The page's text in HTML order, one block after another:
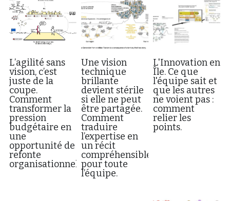
L’agilité sans
vision, c’est
juste de la
coupe.
Comment
transformer la
pression
budgétaire en
une
opportunité de
refonte
organisationnelle.
Une vision
technique
brillante
devient stérile
si elle ne peut
être partagée.
Comment
traduire
l’expertise en
un récit
compréhensible
pour toute
l’équipe.
L'Innovation en
Île. Ce que
l'équipe sait et
que les autres
ne voient pas :
comment
relier les
points.